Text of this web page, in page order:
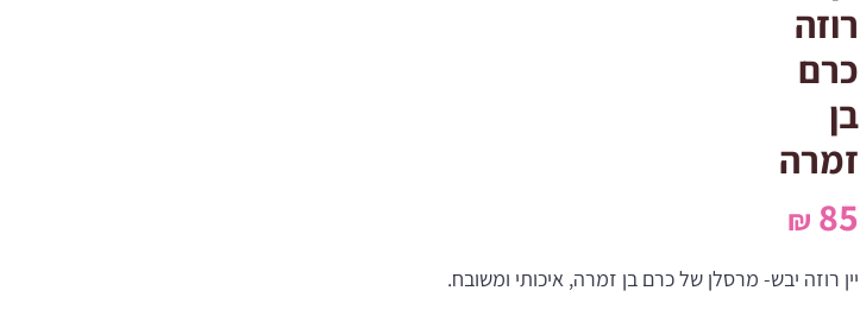
רוזה
כרם
בן
זמרה
85
₪
יין רוזה יבש- מרסלן של כרם בן זמרה, איכותי ומשובח.